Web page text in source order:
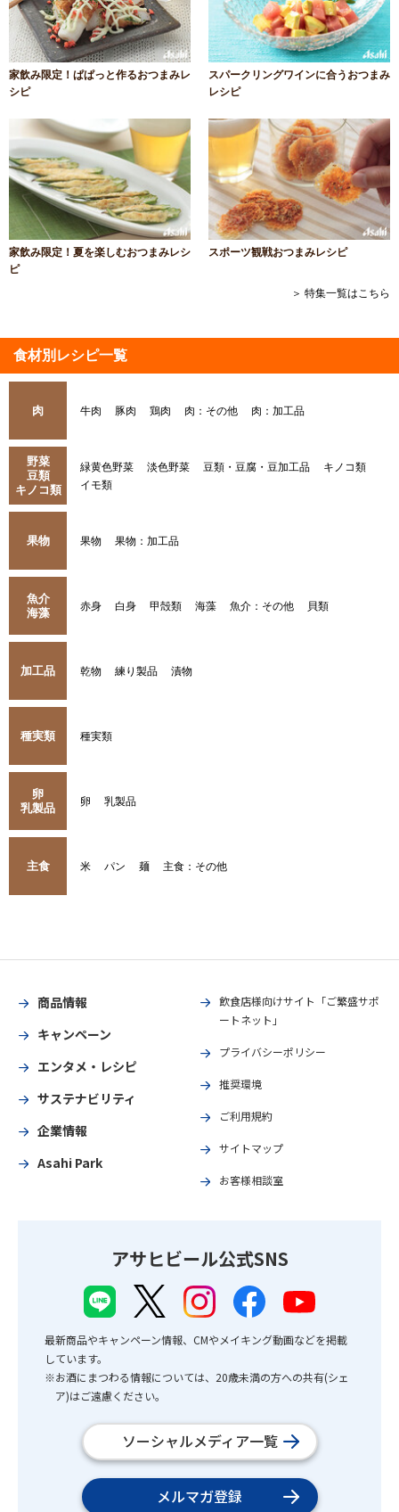
家飲み限定！ぱぱっと作るおつまみレ
シピ
スパークリングワインに合うおつまみ
レシピ
家飲み限定！夏を楽しむおつまみレシ
ピ
スポーツ観戦おつまみレシピ
＞ 特集一覧はこちら
食材別レシピ一覧
肉 牛肉 豚肉 鶏肉 肉：その他 肉：加工品
野菜
豆類
キノコ類
緑黄色野菜 淡色野菜 豆類・豆腐・豆加工品
キノコ類
イモ類
果物 果物 果物：加工品
魚介
海藻
赤身 白身 甲殻類 海藻 魚介：その他 貝類
加工品 乾物 練り製品 漬物
種実類 種実類
卵
乳製品
卵 乳製品
主食 米 パン 麺 主食：その他
商品情報
キャンペーン
エンタメ・レシピ
サステナビリティ
企業情報
Asahi Park
飲食店様向けサイト「ご繁盛サポ
ートネット」
プライバシーポリシー
推奨環境
ご利用規約
サイトマップ
お客様相談室
アサヒビール公式SNS
最新商品やキャンペーン情報、CMやメイキング動画などを掲載
しています。
※お酒にまつわる情報については、20歳未満の方への共有(シェ
ア)はご遠慮ください。
ソーシャルメディア一覧
メルマガ登録